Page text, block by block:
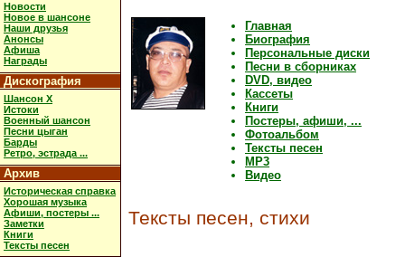
Новости
Новое в шансоне
Наши друзья
Анонсы
Афиша
Награды
Дискография
Шансон X
Истоки
Военный шансон
Песни цыган
Барды
Ретро, эстрада ...
Архив
Историческая справка
Хорошая музыка
Афиши, постеры ...
Заметки
Книги
Тексты песен
Главная
Биография
Персональные диски
Песни в сборниках
DVD, видео
Кассеты
Книги
Постеры, афиши, ...
Фотоальбом
Тексты песен
MP3
Видео
Тексты песен, стихи